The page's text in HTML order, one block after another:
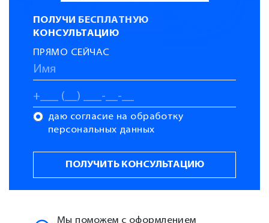
ПОЛУЧИ БЕСПЛАТНУЮ
КОНСУЛЬТАЦИЮ
ПРЯМО СЕЙЧАС
даю согласие на обработку
персональных данных
Мы поможем с оформлением